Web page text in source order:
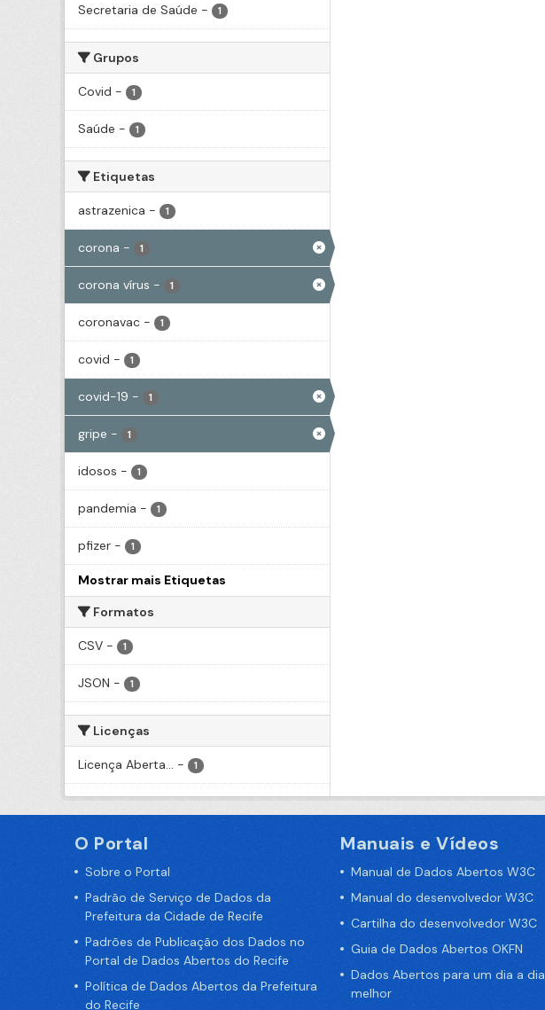
Secretaria de Saúde - 1
Grupos
Covid - 1
Saúde - 1
Etiquetas
astrazenica - 1
corona - 1
corona vírus - 1
coronavac - 1
covid - 1
covid-19 - 1
gripe - 1
idosos - 1
pandemia - 1
pfizer - 1
Mostrar mais Etiquetas
Formatos
CSV - 1
JSON - 1
Licenças
Licença Aberta... - 1
O Portal
Sobre o Portal
Padrão de Serviço de Dados da
Prefeitura da Cidade de Recife
Padrões de Publicação dos Dados no
Portal de Dados Abertos do Recife
Política de Dados Abertos da Prefeitura
do Recife
Manuais e Vídeos
Manual de Dados Abertos W3C
Manual do desenvolvedor W3C
Cartilha do desenvolvedor W3C
Guia de Dados Abertos OKFN
Dados Abertos para um dia a dia
melhor